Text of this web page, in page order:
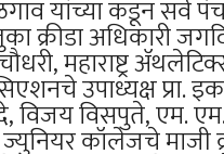
यांच्या कडून सर्व
क्रीडा अधिकारी
महाराष्ट्र
उपाध्यक्ष प्रा.
विसपुते, एम.
कॉलेजचे माजी